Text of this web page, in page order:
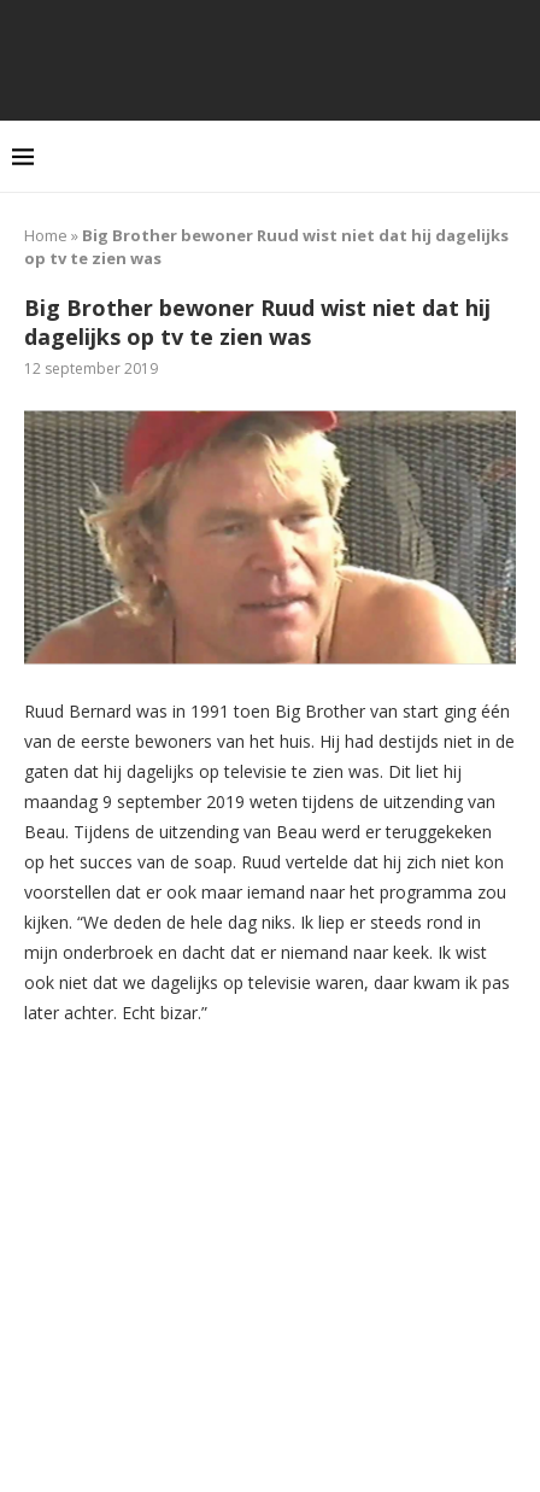
Home » Big Brother bewoner Ruud wist niet dat hij dagelijks
op tv te zien was
Big Brother bewoner Ruud wist niet dat hij
dagelijks op tv te zien was
12 september 2019
Ruud Bernard was in 1991 toen Big Brother van start ging één
van de eerste bewoners van het huis. Hij had destijds niet in de
gaten dat hij dagelijks op televisie te zien was. Dit liet hij
maandag 9 september 2019 weten tijdens de uitzending van
Beau. Tijdens de uitzending van Beau werd er teruggekeken
op het succes van de soap. Ruud vertelde dat hij zich niet kon
voorstellen dat er ook maar iemand naar het programma zou
kijken. “We deden de hele dag niks. Ik liep er steeds rond in
mijn onderbroek en dacht dat er niemand naar keek. Ik wist
ook niet dat we dagelijks op televisie waren, daar kwam ik pas
later achter. Echt bizar.”